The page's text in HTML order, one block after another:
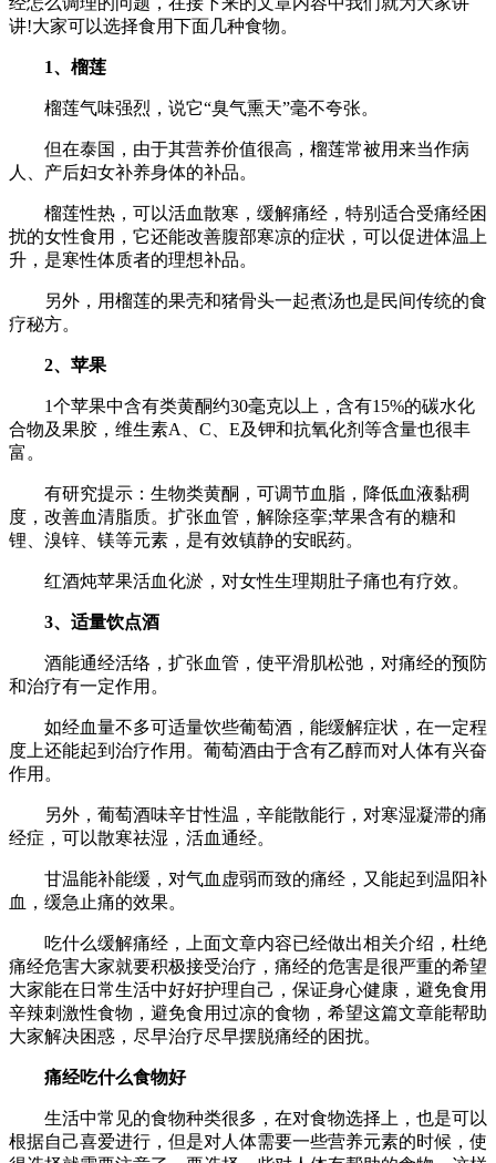
讲!大家可以选择食用下面几种食物。
1、榴莲
榴莲气味强烈，说它“臭气熏天”毫不夸张。
但在泰国，由于其营养价值很高，榴莲常被用来当作病
人、产后妇女补养身体的补品。
榴莲性热，可以活血散寒，缓解痛经，特别适合受痛经困
扰的女性食用，它还能改善腹部寒凉的症状，可以促进体温上
升，是寒性体质者的理想补品。
另外，用榴莲的果壳和猪骨头一起煮汤也是民间传统的食
疗秘方。
2、苹果
1个苹果中含有类黄酮约30毫克以上，含有15%的碳水化
合物及果胶，维生素A、C、E及钾和抗氧化剂等含量也很丰
富。
有研究提示：生物类黄酮，可调节血脂，降低血液黏稠
度，改善血清脂质。扩张血管，解除痉挛;苹果含有的糖和
锂、溴锌、镁等元素，是有效镇静的安眠药。
红酒炖苹果活血化淤，对女性生理期肚子痛也有疗效。
3、适量饮点酒
酒能通经活络，扩张血管，使平滑肌松弛，对痛经的预防
和治疗有一定作用。
如经血量不多可适量饮些葡萄酒，能缓解症状，在一定程
度上还能起到治疗作用。葡萄酒由于含有乙醇而对人体有兴奋
作用。
另外，葡萄酒味辛甘性温，辛能散能行，对寒湿凝滞的痛
经症，可以散寒祛湿，活血通经。
甘温能补能缓，对气血虚弱而致的痛经，又能起到温阳补
血，缓急止痛的效果。
吃什么缓解痛经，上面文章内容已经做出相关介绍，杜绝
痛经危害大家就要积极接受治疗，痛经的危害是很严重的希望
大家能在日常生活中好好护理自己，保证身心健康，避免食用
辛辣刺激性食物，避免食用过凉的食物，希望这篇文章能帮助
大家解决困惑，尽早治疗尽早摆脱痛经的困扰。
痛经吃什么食物好
生活中常见的食物种类很多，在对食物选择上，也是可以
根据自己喜爱进行，但是对人体需要一些营养元素的时候，使